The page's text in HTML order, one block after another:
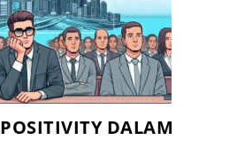
DALAM